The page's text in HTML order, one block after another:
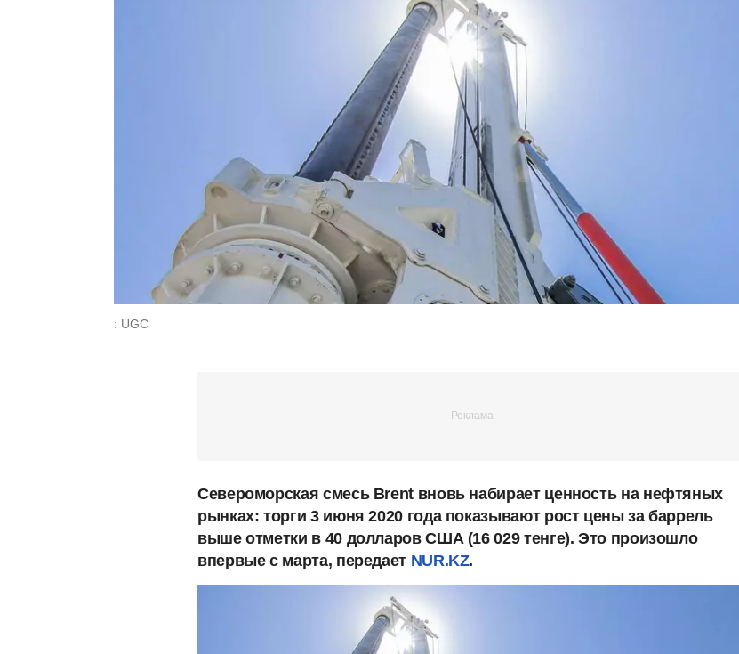
: UGC
Североморская смесь Brent вновь набирает ценность на нефтяных
рынках: торги 3 июня 2020 года показывают рост цены за баррель
выше отметки в 40 долларов США (16 029 тенге). Это произошло
впервые с марта, передает NUR.KZ.